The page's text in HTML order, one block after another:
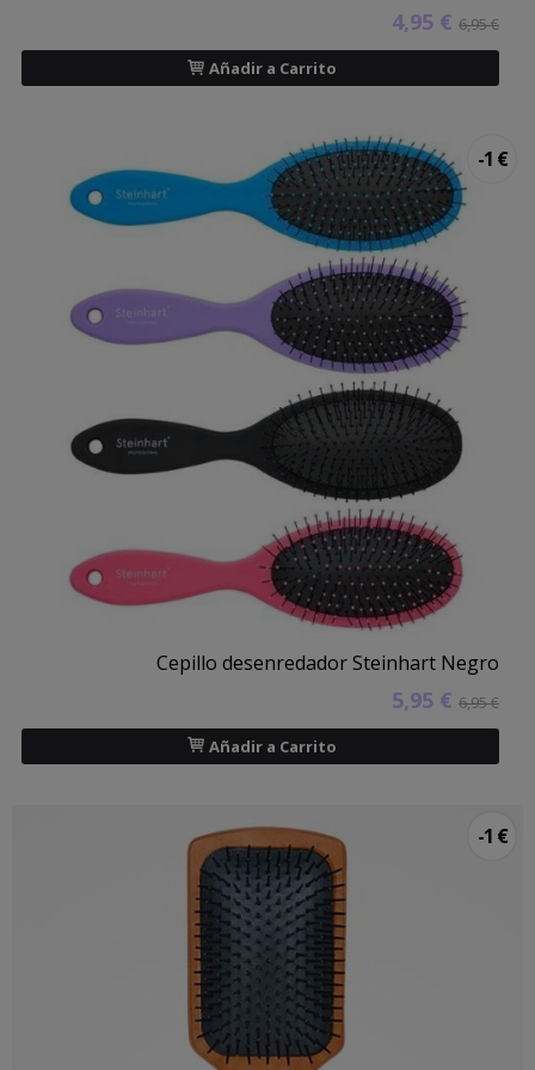
4,95 € 6,95 €
Añadir a Carrito
-1 €
Cepillo desenredador Steinhart Negro
5,95 € 6,95 €
Añadir a Carrito
-1 €